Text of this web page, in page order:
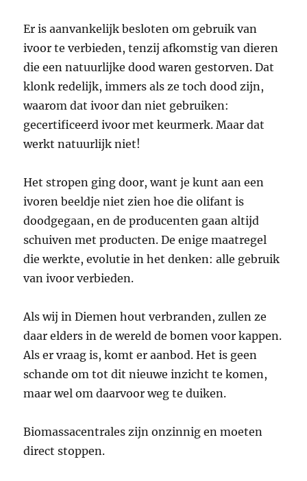
Er is aanvankelijk besloten om gebruik van
ivoor te verbieden, tenzij afkomstig van dieren
die een natuurlijke dood waren gestorven. Dat
klonk redelijk, immers als ze toch dood zijn,
waarom dat ivoor dan niet gebruiken:
gecertificeerd ivoor met keurmerk. Maar dat
werkt natuurlijk niet!
Het stropen ging door, want je kunt aan een
ivoren beeldje niet zien hoe die olifant is
doodgegaan, en de producenten gaan altijd
schuiven met producten. De enige maatregel
die werkte, evolutie in het denken: alle gebruik
van ivoor verbieden.
Als wij in Diemen hout verbranden, zullen ze
daar elders in de wereld de bomen voor kappen.
Als er vraag is, komt er aanbod. Het is geen
schande om tot dit nieuwe inzicht te komen,
maar wel om daarvoor weg te duiken.
Biomassacentrales zijn onzinnig en moeten
direct stoppen.